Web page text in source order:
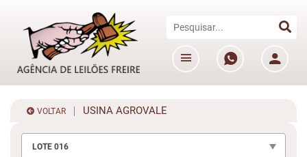
VOLTAR USINA AGROVALE
LOTE 016